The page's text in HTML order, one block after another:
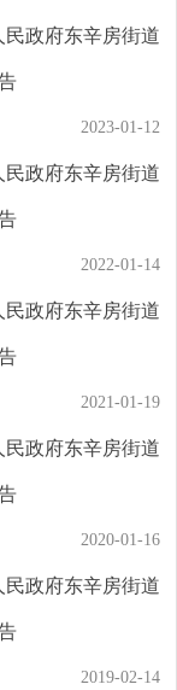
政府东辛房街道
2023-01-12
政府东辛房街道
2022-01-14
政府东辛房街道
2021-01-19
政府东辛房街道
2020-01-16
政府东辛房街道
2019-02-14